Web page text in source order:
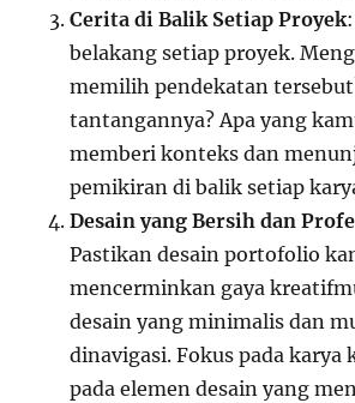
Cerita di Balik Setiap Proyek
belakang setiap proyek.
memilih pendekatan
tantangannya? Apa yang
memberi konteks dan
pemikiran di balik setiap
Desain yang Bersih dan
Pastikan desain portofolio
mencerminkan gaya
desain yang minimalis dan
dinavigasi. Fokus pada karya
pada elemen desain yang